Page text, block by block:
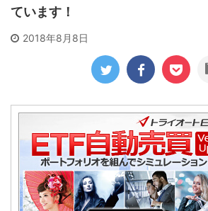
ています！
2018年8月8日